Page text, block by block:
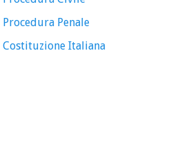
Procedura Penale
Costituzione Italiana